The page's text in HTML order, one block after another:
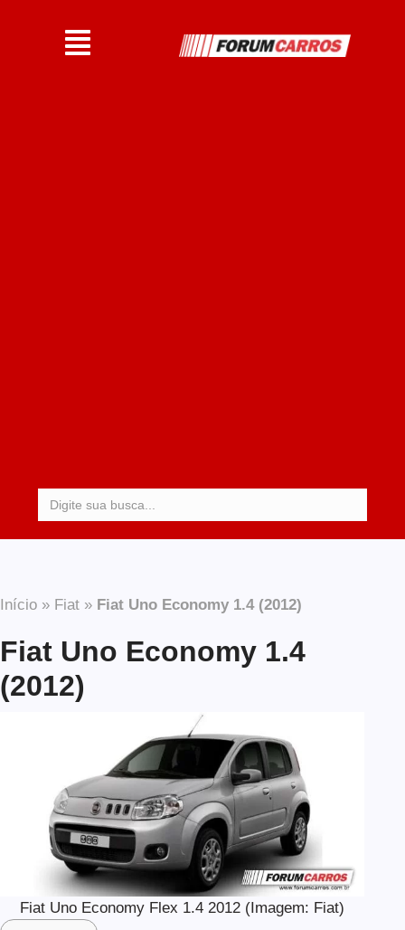
Início » Fiat » Fiat Uno Economy 1.4 (2012)
Fiat Uno Economy 1.4
(2012)
Fiat Uno Economy Flex 1.4 2012 (Imagem: Fiat)